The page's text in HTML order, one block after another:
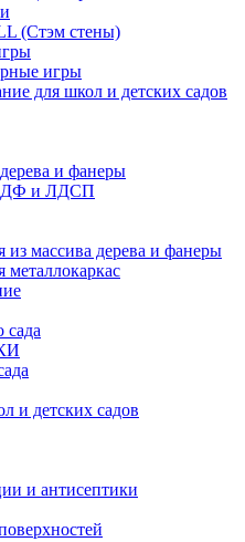
(Cтэм стены)
игры
для школ и детских садов
и фанеры
и ЛДСП
из массива дерева и фанеры
металлокаркас
сада
и детских садов
и антисептики